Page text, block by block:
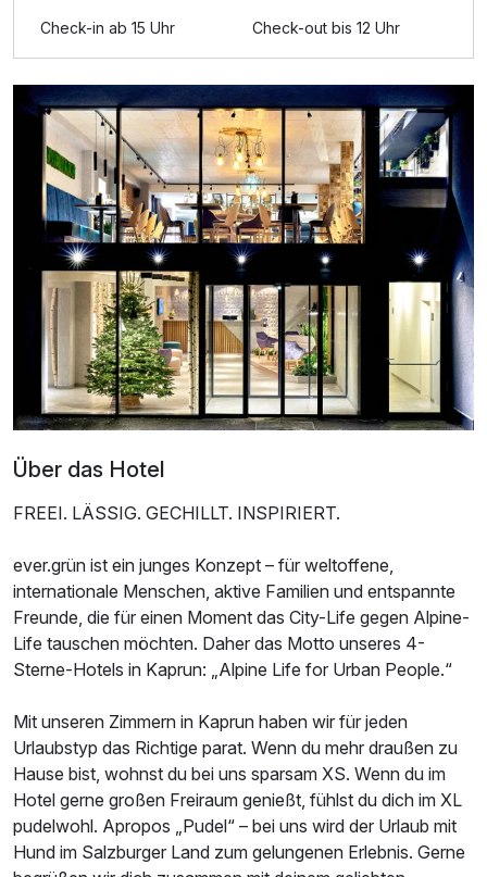
Doppelzimmer Deluxe
2 Erwachsene und 1 Kind
Check-in ab 15 Uhr Check-out bis 12 Uhr
Über das Hotel
FREEI. LÄSSIG. GECHILLT. INSPIRIERT.
ever.grün ist ein junges Konzept – für weltoffene,
internationale Menschen, aktive Familien und entspannte
Freunde, die für einen Moment das City-Life gegen Alpine-
Life tauschen möchten. Daher das Motto unseres 4-
Sterne-Hotels in Kaprun: „Alpine Life for Urban People.“
Mit unseren Zimmern in Kaprun haben wir für jeden
Urlaubstyp das Richtige parat. Wenn du mehr draußen zu
Hause bist, wohnst du bei uns sparsam XS. Wenn du im
Hotel gerne großen Freiraum genießt, fühlst du dich im XL
pudelwohl. Apropos „Pudel“ – bei uns wird der Urlaub mit
Hund im Salzburger Land zum gelungenen Erlebnis. Gerne